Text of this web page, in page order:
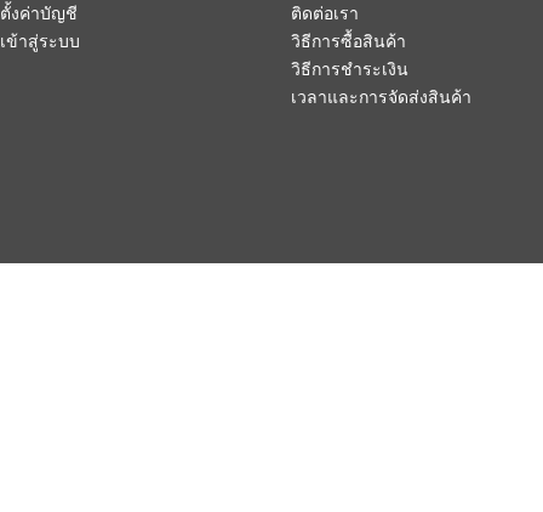
ตั้งค่าบัญชี
เข้าสู่ระบบ
ติดต่อเรา
วิธีการซื้อสินค้า
วิธีการชำระเงิน
เวลาและการจัดส่งสินค้า